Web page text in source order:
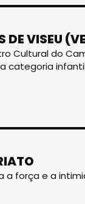
DE VISEU
Cultural do
categoria
a força e a